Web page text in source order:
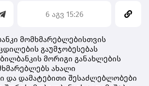
6 აგვ 15:26
მომხმარებლებისთვის
გაუმჯობესებას
მორიგი განახლების
ახალი
და დამატებითი შესაძლებლობები